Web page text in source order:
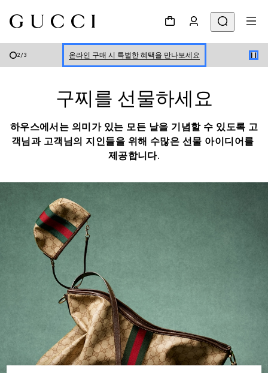
2/3 온라인 구매 시 특별한 혜택을 만나보세요
한정 기간 만나보는 장기 무이자 할부 서비스
구찌를 선물하세요
하우스에서는 의미가 있는 모든 날을 기념할 수 있도록 고
객님과 고객님의 지인들을 위해 수많은 선물 아이디어를
제공합니다.